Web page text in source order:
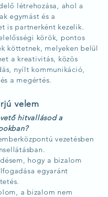
létrehozása, ahol a
egymást és a
is partnerként kezelik.
körök, pontos
köttetnek, melyeken belül
a kreativitás, közös
nyílt kommunikáció,
a megértés.
velem
hitvallásod a
vezetésben
hogy a bizalom
egyaránt
a bizalom nem